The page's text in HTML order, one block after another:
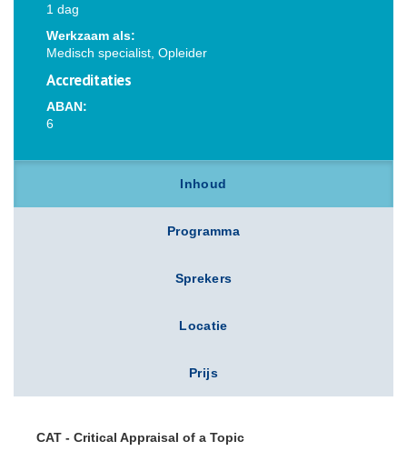
1 dag
Werkzaam als:
Medisch specialist, Opleider
Accreditaties
ABAN:
6
Inhoud
Programma
Sprekers
Locatie
Prijs
CAT - Critical Appraisal of a Topic